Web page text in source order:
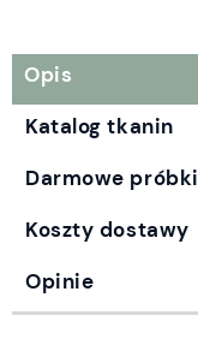
Opis
Katalog tkanin
Darmowe próbki
Koszty dostawy
Opinie